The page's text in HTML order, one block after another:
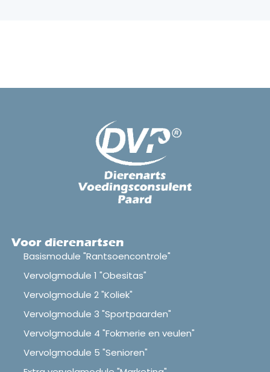
Voor dierenartsen
Basismodule "Rantsoencontrole"
Vervolgmodule 1 "Obesitas"
Vervolgmodule 2 "Koliek"
Vervolgmodule 3 "Sportpaarden"
Vervolgmodule 4 "Fokmerie en veulen"
Vervolgmodule 5 "Senioren"